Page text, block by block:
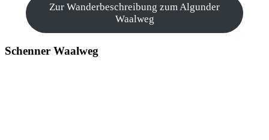
Zur Wanderbeschreibung zum Algunder
Waalweg
Schenner Waalweg